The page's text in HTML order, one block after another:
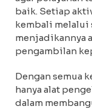
baik. Setiap
kembali melalui
menjadikannya
pengambilan
Dengan semua
hanya alat
dalam